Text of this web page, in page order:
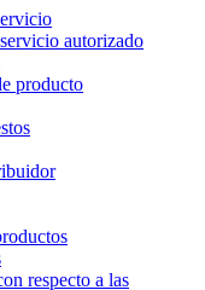
autorizado
producto
respecto a las